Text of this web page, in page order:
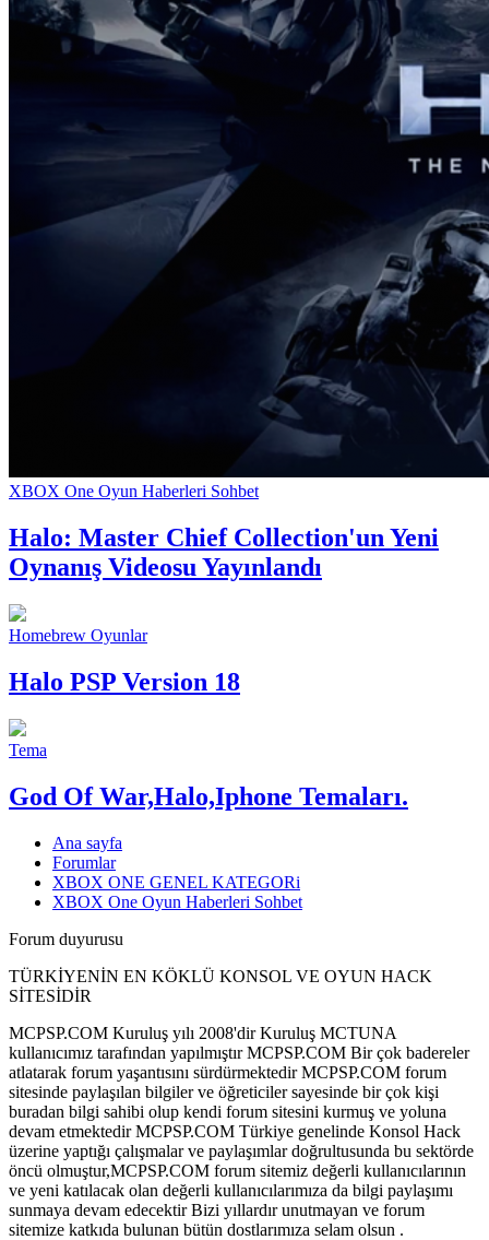
XBOX One Oyun Haberleri Sohbet
Halo: Master Chief Collection'un Yeni
Oynanış Videosu Yayınlandı
Homebrew Oyunlar
Halo PSP Version 18
Tema
God Of War,Halo,Iphone Temaları.
Ana sayfa
Forumlar
XBOX ONE GENEL KATEGORi
XBOX One Oyun Haberleri Sohbet
Forum duyurusu
TÜRKİYENİN EN KÖKLÜ KONSOL VE OYUN HACK
SİTESİDİR
MCPSP.COM Kuruluş yılı 2008'dir Kuruluş MCTUNA
kullanıcımız tarafından yapılmıştır MCPSP.COM Bir çok badereler
atlatarak forum yaşantısını sürdürmektedir MCPSP.COM forum
sitesinde paylaşılan bilgiler ve öğreticiler sayesinde bir çok kişi
buradan bilgi sahibi olup kendi forum sitesini kurmuş ve yoluna
devam etmektedir MCPSP.COM Türkiye genelinde Konsol Hack
üzerine yaptığı çalışmalar ve paylaşımlar doğrultusunda bu sektörde
öncü olmuştur,MCPSP.COM forum sitemiz değerli kullanıcılarının
ve yeni katılacak olan değerli kullanıcılarımıza da bilgi paylaşımı
sunmaya devam edecektir Bizi yıllardır unutmayan ve forum
sitemize katkıda bulunan bütün dostlarımıza selam olsun .